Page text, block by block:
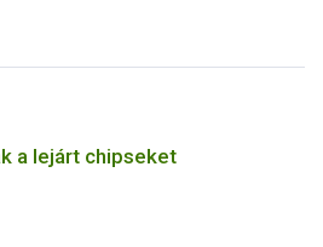
a lejárt chipseket